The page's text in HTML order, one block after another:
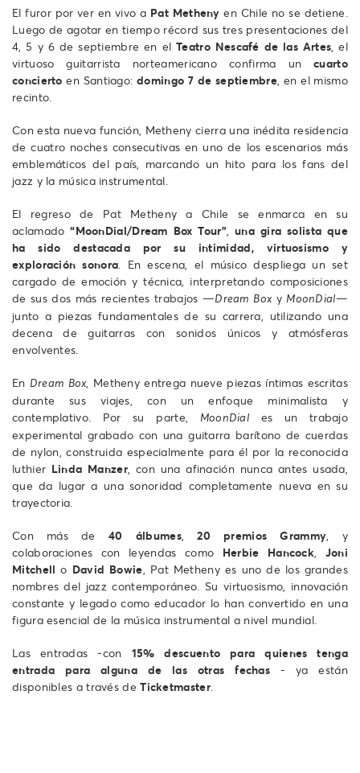
El furor por ver en vivo a Pat Metheny en Chile no se detiene.
Luego de agotar en tiempo récord sus tres presentaciones del
4, 5 y 6 de septiembre en el Teatro Nescafé de las Artes, el
virtuoso guitarrista norteamericano confirma uncuarto
concierto en Santiago: domingo 7 de septiembre, en el mismo
recinto.
Con esta nueva función, Metheny cierra una inédita residencia
de cuatro noches consecutivas en uno de los escenarios más
emblemáticos del país, marcando un hito para los fans del
jazz y la música instrumental.
El regreso de Pat Metheny a Chile se enmarca en su
aclamado“MoonDial/Dream Box Tour”,una gira solista que
ha sido destacada por su intimidad, virtuosismo y
exploración sonora. En escena, el músico despliega un set
cargado de emoción y técnica, interpretando composiciones
de sus dos más recientes trabajos —Dream Boxy MoonDial—
junto a piezas fundamentales de su carrera, utilizando una
decena de guitarras con sonidos únicos y atmósferas
envolventes.
En Dream Box, Metheny entrega nueve piezas íntimas escritas
durante sus viajes, con un enfoque minimalista y
contemplativo. Por su parte,
MoonDial es un trabajo
experimental grabado con una guitarra barítono de cuerdas
de nylon, construida especialmente para él por la reconocida
luthier Linda Manzer, con una afinación nunca antes usada,
que da lugar a una sonoridad completamente nueva en su
trayectoria.
Con más de 40 álbumes,20 premios Grammy, y
colaboraciones con leyendas como Herbie Hancock, Joni
Mitchell o David Bowie, Pat Metheny es uno de los grandes
nombres del jazz contemporáneo. Su virtuosismo, innovación
constante y legado como educador lo han convertido en una
figura esencial de la música instrumental a nivel mundial.
Las entradas -con 15% descuento para quienes tenga
entrada para alguna de las otras fechas - ya están
disponibles a través deTicketmaster.